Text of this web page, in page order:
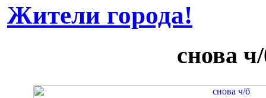
Жители города!
снова